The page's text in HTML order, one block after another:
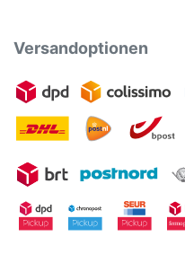
Versandoptionen